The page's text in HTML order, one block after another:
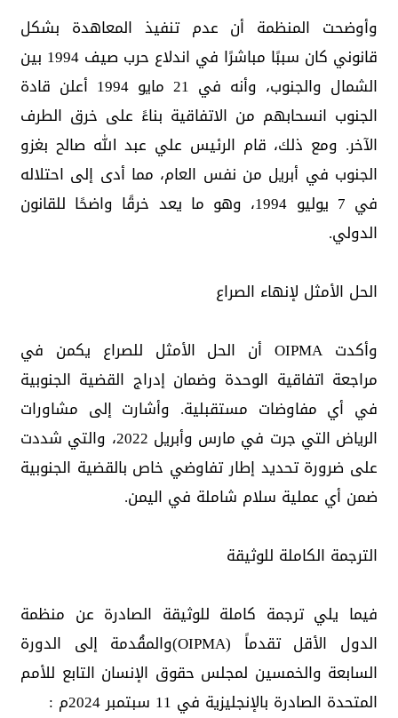
وأوضحت المنظمة أن عدم تنفيذ المعاهدة بشكل
قانوني كان سببًا مباشرًا في اندلاع حرب صيف 1994 بين
الشمال والجنوب، وأنه في 21 مايو 1994 أعلن قادة
الجنوب انسحابهم من الاتفاقية بناءً على خرق الطرف
الآخر. ومع ذلك، قام الرئيس علي عبد الله صالح بغزو
الجنوب في أبريل من نفس العام، مما أدى إلى احتلاله
في 7 يوليو 1994، وهو ما يعد خرقًا واضحًا للقانون
الدولي.
الحل الأمثل لإنهاء الصراع
وأكدت OIPMA أن الحل الأمثل للصراع يكمن في
مراجعة اتفاقية الوحدة وضمان إدراج القضية الجنوبية
في أي مفاوضات مستقبلية. وأشارت إلى مشاورات
الرياض التي جرت في مارس وأبريل 2022، والتي شددت
على ضرورة تحديد إطار تفاوضي خاص بالقضية الجنوبية
ضمن أي عملية سلام شاملة في اليمن.
الترجمة الكاملة للوثيقة
فيما يلي ترجمة كاملة للوثيقة الصادرة عن منظمة
الدول الأقل تقدماً (OIPMA)والمقُدمة إلى الدورة
السابعة والخمسين لمجلس حقوق الإنسان التابع للأمم
المتحدة الصادرة بالإنجليزية في 11 سبتمبر 2024م :